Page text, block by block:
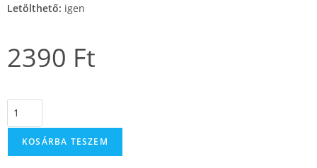
Letölthető: igen
2390 Ft
KOSÁRBA TESZEM